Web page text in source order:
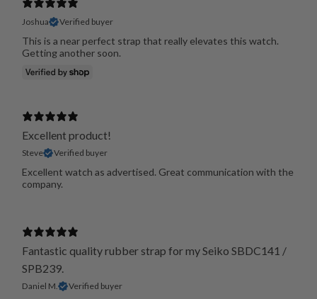
Joshua Verified buyer
This is a near perfect strap that really elevates this watch.
Getting another soon.
Excellent product!
Steve Verified buyer
Excellent watch as advertised. Great communication with the
company.
Fantastic quality rubber strap for my Seiko SBDC141 /
SPB239.
Daniel M. Verified buyer